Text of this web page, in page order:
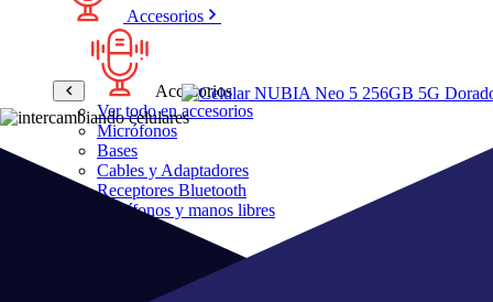
Accesorios
Accesorios
Ver todo en accesorios
Micrófonos
Bases
Cables y Adaptadores
Receptores Bluetooth
Audífonos y manos libres